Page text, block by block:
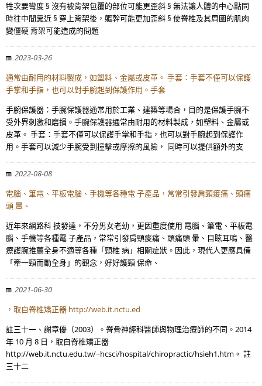
牲次要彎度 § 沒有被背架包覆的部位可能更歪斜 § 無法讓人體的中心點同
時往中間靠近 § 穿上背架後，軀幹可能更加歪斜 § 使脊椎及其周圍的肌肉
變僵硬 背架可能造成的問題
2023-03-26
通常由耐用的材料製成，如塑料、金屬或皮革。 手套：手套不僅可以保護
手掌和手指，也可以對手腕起到保護作用。手套
手腕保護器：手腕保護器通常用於工業、建築等場合，目的是保護手腕不
受外界刺激和磨損。手腕保護器通常由耐用的材料製成，如塑料、金屬或
皮革。 手套：手套不僅可以保護手掌和手指，也可以對手腕起到保護作
用。手套可以減少手腕受到撞擊或摩擦的風險， 同時可以提供額外的支
2022-08-08
電腦、筆電、平板電腦、手機等各種電 子產品，常常引發肩頸痠痛、頭痛
頭 暈、
近年來網路科 技發達，不分男女老幼，更因重度使用 電腦、筆電、平板電
腦、手機等各種電 子產品，常常引發肩頸痠痛、頭痛頭 暈、目眩耳鳴、醫
療護腕推薦全身不適等各種「頸椎 病」相關症狀。因此，現代人更應具備
「牽一頸而動全身」的觀念，好好護頸 保命、
2021-06-30
，取自脊椎矯正器 http://web.it.nctu.ed
註三十一、謝章優（2003）。脊骨神經科醫師與物理治療師的不同。2014
年 10 月 8 日，取自脊椎矯正器
http://web.it.nctu.edu.tw/~hcsci/hospital/chiropractic/hsieh1.htm。 註
三十二